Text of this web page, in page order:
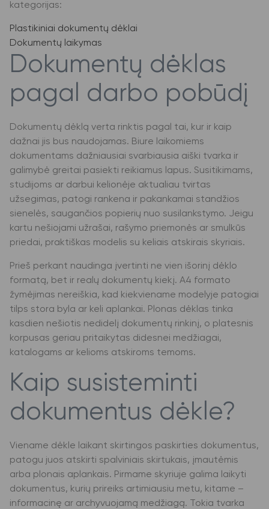
kategorijas:
Plastikiniai dokumentų dėklai
Dokumentų laikymas
Dokumentų dėklas
pagal darbo pobūdį
Dokumentų dėklą verta rinktis pagal tai, kur ir kaip
dažnai jis bus naudojamas. Biure laikomiems
dokumentams dažniausiai svarbiausia aiški tvarka ir
galimybė greitai pasiekti reikiamus lapus. Susitikimams,
studijoms ar darbui kelionėje aktualiau tvirtas
užsegimas, patogi rankena ir pakankamai standžios
sienelės, saugančios popierių nuo susilankstymo. Jeigu
kartu nešiojami užrašai, rašymo priemonės ar smulkūs
priedai, praktiškas modelis su keliais atskirais skyriais.
Prieš perkant naudinga įvertinti ne vien išorinį dėklo
formatą, bet ir realų dokumentų kiekį. A4 formato
žymėjimas nereiškia, kad kiekviename modelyje patogiai
tilps stora byla ar keli aplankai. Plonas dėklas tinka
kasdien nešiotis nedidelį dokumentų rinkinį, o platesnis
korpusas geriau pritaikytas didesnei medžiagai,
katalogams ar kelioms atskiroms temoms.
Kaip susisteminti
dokumentus dėkle?
Viename dėkle laikant skirtingos paskirties dokumentus,
patogu juos atskirti spalviniais skirtukais, įmautėmis
arba plonais aplankais. Pirmame skyriuje galima laikyti
dokumentus, kurių prireiks artimiausiu metu, kitame –
informacinę ar archyvuojamą medžiagą. Tokia tvarka